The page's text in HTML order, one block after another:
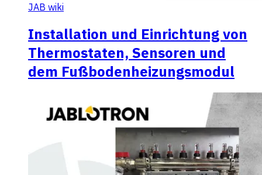
JAB wiki
Installation und Einrichtung von
Thermostaten, Sensoren und
dem Fußbodenheizungsmodul